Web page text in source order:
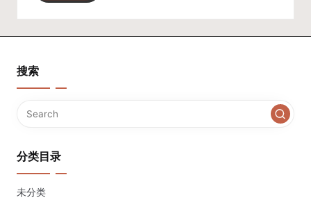
搜索
分类目录
未分类